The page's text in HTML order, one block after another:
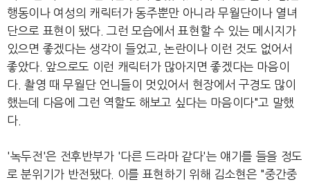
행동이나 여성의 캐릭터가 동주뿐만 아니라 무월단이나 열녀
단으로 표현이 됐다. 그런 모습에서 표현할 수 있는 메시지가
있으면 좋겠다는 생각이 들었고, 논란이나 이런 것도 없어서
좋았다. 앞으로도 이런 캐릭터가 많아지면 좋겠다는 마음이
다. 촬영 때 무월단 언니들이 멋있어서 현장에서 구경도 많이
했는데 다음에 그런 역할도 해보고 싶다는 마음이다"고 말했
다.
'녹두전'은 전후반부가 '다른 드라마 같다'는 얘기를 들을 정도
로 분위기가 반전됐다. 이를 표현하기 위해 김소현은 "중간중